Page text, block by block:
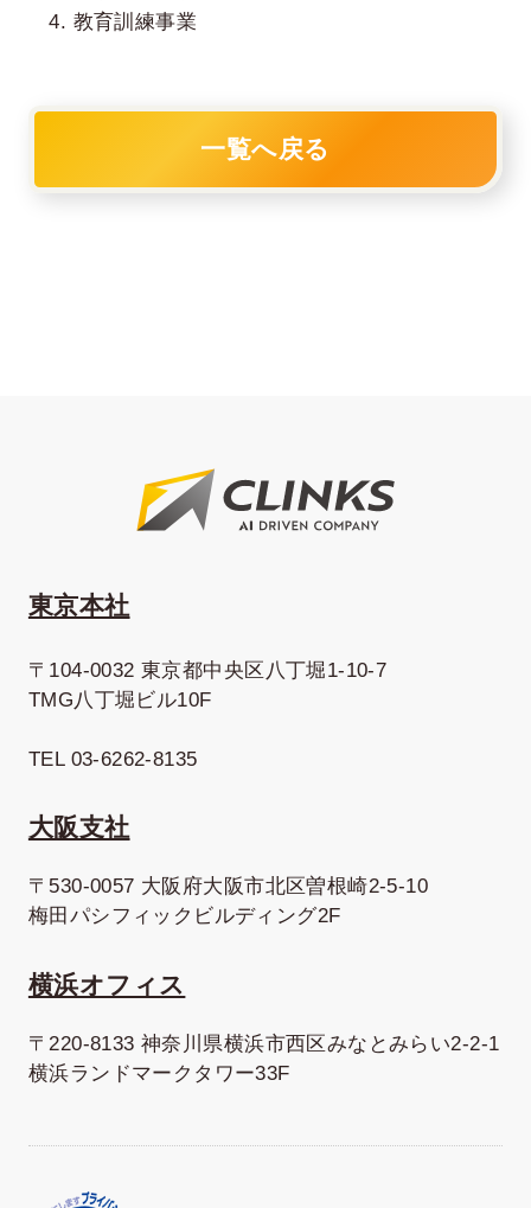
4. 教育訓練事業
一覧へ戻る
東京本社
〒104-0032 東京都中央区八丁堀1-10-7
TMG八丁堀ビル10F
TEL 03-6262-8135
大阪支社
〒530-0057 大阪府大阪市北区曽根崎2-5-10
梅田パシフィックビルディング2F
横浜オフィス
〒220-8133 神奈川県横浜市西区みなとみらい2-2-1
横浜ランドマークタワー33F